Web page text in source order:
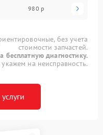
980 р
без учета
стоимости запчастей.
бесплатную диагностику.
на неисправность.